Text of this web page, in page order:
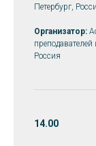
Петербург,
Организатор:
Россия
14.00